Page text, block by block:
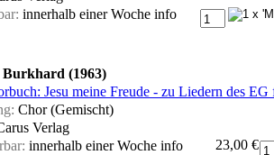
innerhalb einer Woche info
(1963)
Jesu meine Freude - zu Liedern des
Chor (Gemischt)
Verlag
innerhalb einer Woche info 23,00 €